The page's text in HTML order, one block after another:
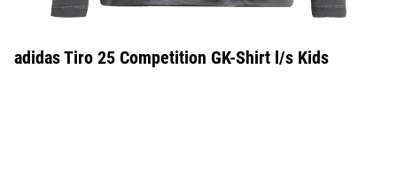
adidas Tiro 25 Competition GK-Shirt l/s Kids